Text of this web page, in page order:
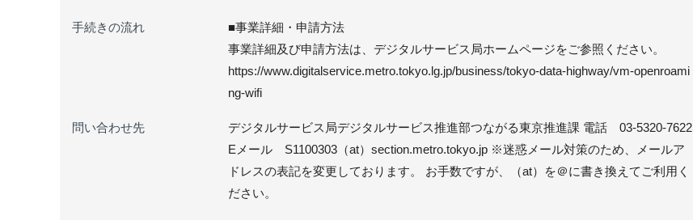
手続きの流れ
■事業詳細・申請方法
事業詳細及び申請方法は、デジタルサービス局ホームページをご参照ください。
https://www.digitalservice.metro.tokyo.lg.jp/business/tokyo-data-highway/vm-openroami
ng-wifi
問い合わせ先
デジタルサービス局デジタルサービス推進部つながる東京推進課 電話 03-5320-7622
Eメール S1100303（at）section.metro.tokyo.jp ※迷惑メール対策のため、メールア
ドレスの表記を変更しております。 お手数ですが、（at）を＠に書き換えてご利用く
ださい。